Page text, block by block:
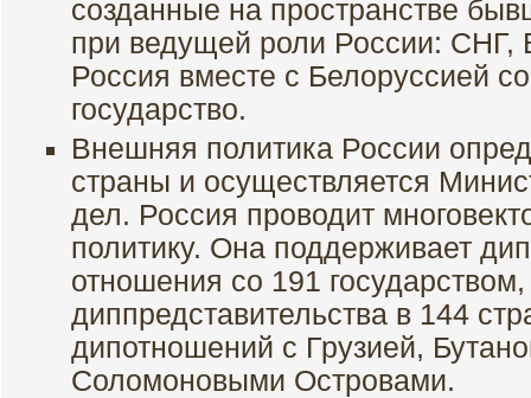
созданные на пространстве
при ведущей роли России:
Россия вместе с Белоруссией
государство.
Внешняя политика России
страны и осуществляется
дел. Россия проводит
политику. Она поддерживает
отношения со 191
диппредставительства в 144
дипотношений с Грузией,
Соломоновыми Островами.